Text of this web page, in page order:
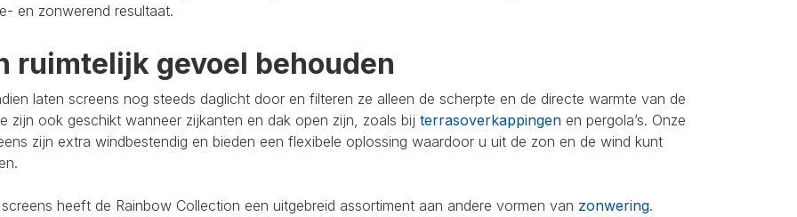
en zonwerend resultaat.
ruimtelijk gevoel behouden
laten screens nog steeds daglicht door en filteren ze alleen de scherpte en de directe warmte van de
zijn ook geschikt wanneer zijkanten en dak open zijn, zoals bij terrasoverkappingen en pergola’s. Onze
zijn extra windbestendig en bieden een flexibele oplossing waardoor u uit de zon en de wind kunt
heeft de Rainbow Collection een uitgebreid assortiment aan andere vormen van zonwering.